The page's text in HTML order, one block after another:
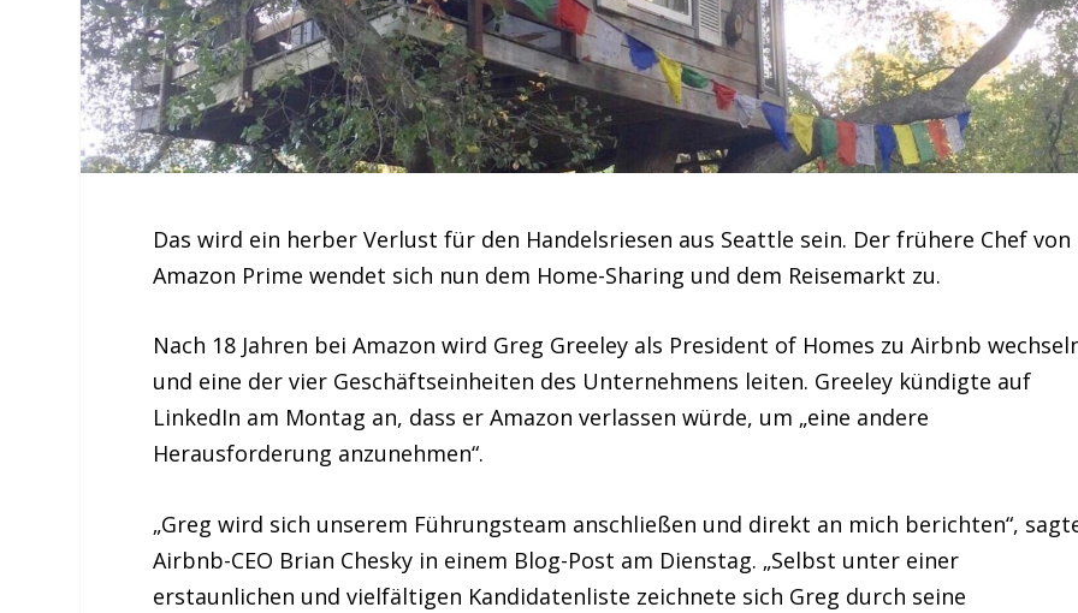
Das wird ein herber Verlust für den Handelsriesen aus Seattle sein. Der frühere Chef von
Amazon Prime wendet sich nun dem Home-Sharing und dem Reisemarkt zu.
Nach 18 Jahren bei Amazon wird Greg Greeley als President of Homes zu Airbnb
und eine der vier Geschäftseinheiten des Unternehmens leiten. Greeley kündigte auf
LinkedIn am Montag an, dass er Amazon verlassen würde, um „eine andere
Herausforderung anzunehmen“.
„Greg wird sich unserem Führungsteam anschließen und direkt an mich berichten“,
Airbnb-CEO Brian Chesky in einem Blog-Post am Dienstag. „Selbst unter einer
erstaunlichen und vielfältigen Kandidatenliste zeichnete sich Greg durch seine